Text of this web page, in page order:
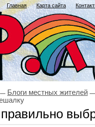
Главная Карта сайта
Блоги местных жителей
правильно